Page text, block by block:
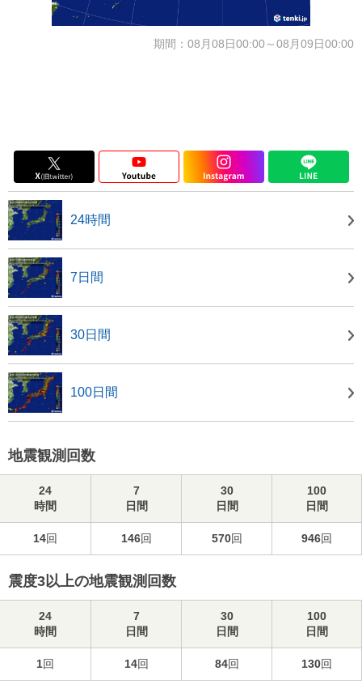
期間：08月08日00:00～08月09日00:00
24時間
7日間
30日間
100日間
地震観測回数
24
時間
7
日間
30
日間
100
日間
14回 146回 570回 946回
震度3以上の地震観測回数
24
時間
7
日間
30
日間
100
日間
1回 14回 84回 130回